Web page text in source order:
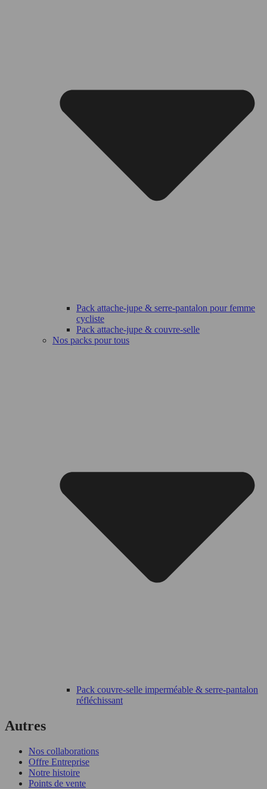
Pack attache-jupe & serre-pantalon pour femme
cycliste
Pack attache-jupe & couvre-selle
Nos packs pour tous
Pack couvre-selle imperméable & serre-pantalon
réfléchissant
Autres
Nos collaborations
Offre Entreprise
Notre histoire
Points de vente